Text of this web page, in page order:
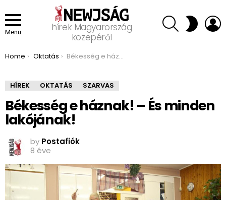
Menu
hírek Magyarország
közepéről
SEARCH SWITCH
SKIN
You are here:
Home Oktatás Békesség e háznak! – És minden lakójának!
HÍREK OKTATÁS SZARVAS
Békesség e háznak! – És minden
lakójának!
by Postafiók
8 éve